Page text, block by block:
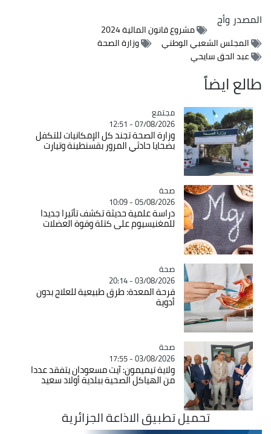
المصدروأج
مشروع قانون المالية 2024
المجلس الشعبي الوطني
وزارة الصحة
عبد الحق سايحي
طالع ايضاً
Catégorie
مجتمع
07/08/2026 - 12:51
وزارة الصحة تجند كل الإمكانيات للتكفل
بضحايا حادثي المرور بقسنطينة وتيارت
Catégorie
صحة
05/08/2026 - 10:09
دراسة علمية حديثة تكشف تأثيرا جديدا
للمغنيسيوم على كتلة وقوة العضلات
Catégorie
صحة
03/08/2026 - 20:14
قرحة المعدة: طرق طبيعية للعلاج بدون
أدوية
Catégorie
صحة
03/08/2026 - 17:55
ولاية تيميمون: آيت مسعودان يتفقد عددا
من الهياكل الصحية ببلدية أولاد سعيد
تحميل تطبيق الاذاعة الجزائرية